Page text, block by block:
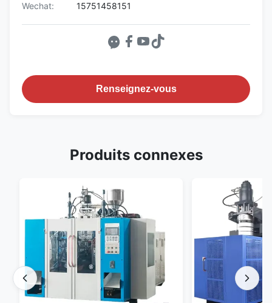
Wechat:
15751458151
Renseignez-vous
Produits connexes